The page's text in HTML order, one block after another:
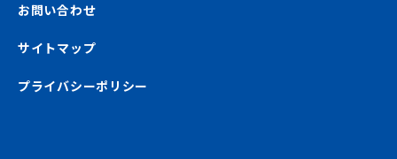
お問い合わせ
サイトマップ
プライバシーポリシー